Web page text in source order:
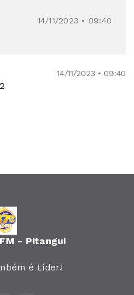
14/11/2023 • 09:40
14/11/2023 • 09:40
- Pitangui
é Líder!